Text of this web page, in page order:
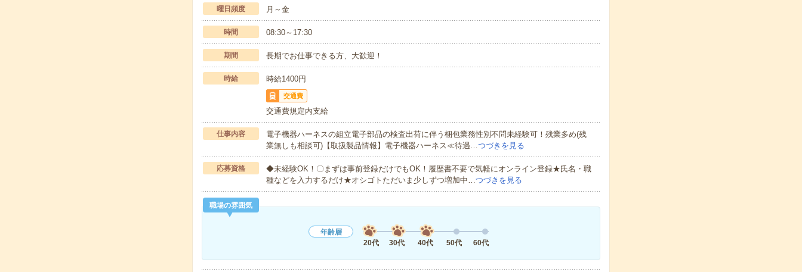
曜日頻度 月～金
時間 08:30～17:30
期間 長期でお仕事できる方、大歓迎！
時給 時給1400円
交通費
交通費規定内支給
仕事内容
電子機器ハーネスの組立電子部品の検査出荷に伴う梱包業務性別不問未経験可！残業多め(残
業無しも相談可)【取扱製品情報】電子機器ハーネス≪待遇…つづきを見る
応募資格
◆未経験OK！〇まずは事前登録だけでもOK！履歴書不要で気軽にオンライン登録★氏名・職
種などを入力するだけ★オシゴトただいま少しずつ増加中…つづきを見る
職場の雰囲気
年齢層
20代
30代 40代 50代 60代